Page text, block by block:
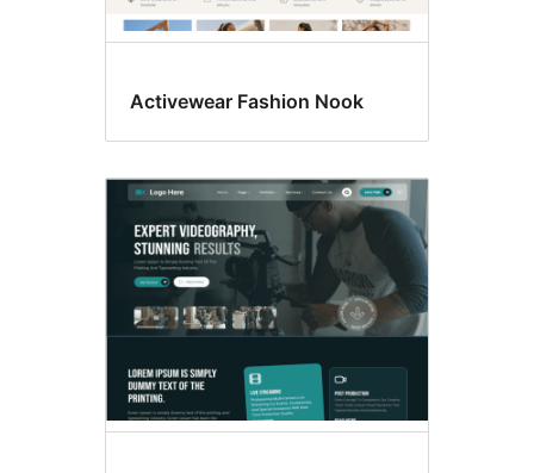
Activewear Fashion Nook